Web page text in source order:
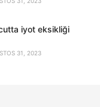
iyot eksikliği
31, 2023